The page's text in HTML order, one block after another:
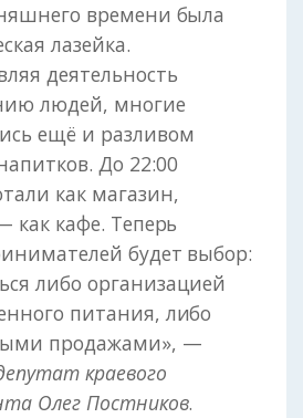
времени была
лазейка.
деятельность
людей, многие
ещё и разливом
До 22:00
как магазин,
как кафе. Теперь
будет выбор:
либо организацией
питания, либо
продажами», —
краевого
Олег Постников.